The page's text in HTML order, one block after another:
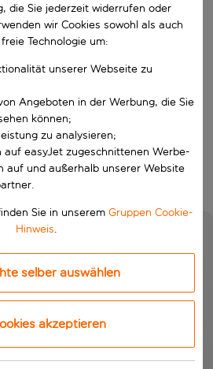
für die automatische
aus.
Suchen
die Sie jederzeit widerrufen oder
wir Cookies sowohl als auch
Technologie um:
unserer Webseite zu
Angeboten in der Werbung, die Sie
können;
zu analysieren;
auf easyJet zugeschnittenen Werbe-
auf und außerhalb unserer Website
Sie in unserem Gruppen Cookie-
Hinweis.
selber auswählen
akzeptieren